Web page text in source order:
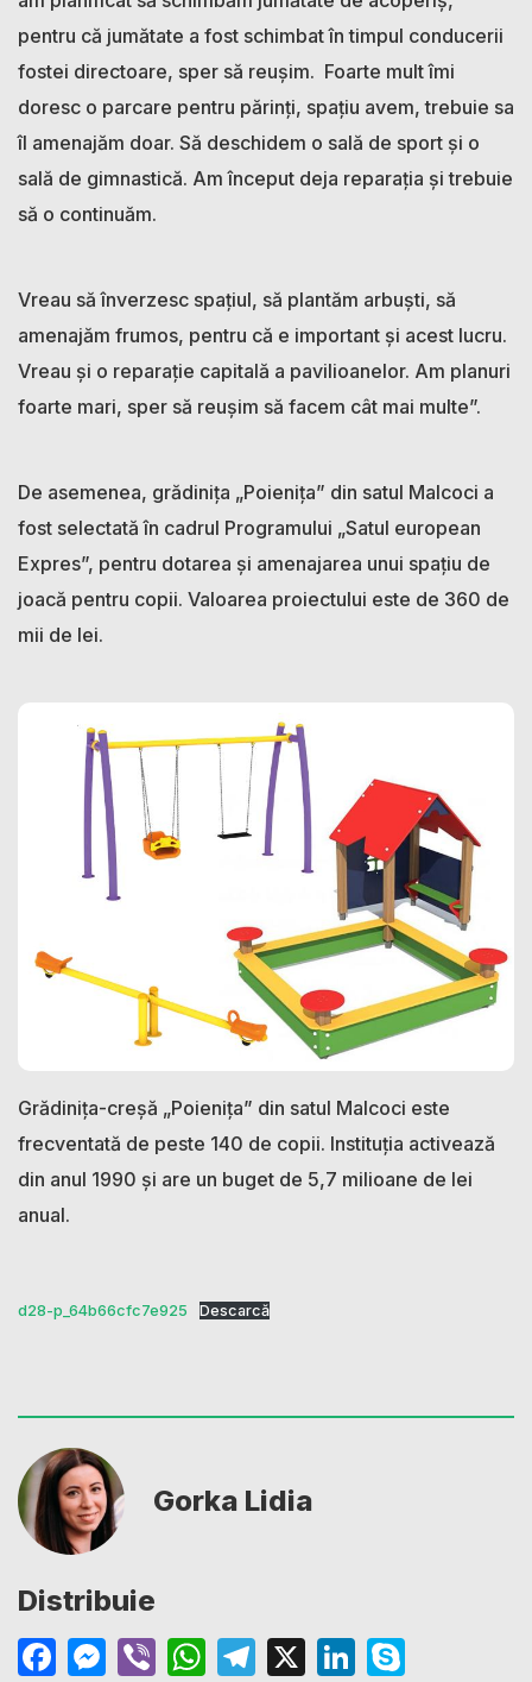
pentru că jumătate a fost schimbat în timpul conducerii
fostei directoare, sper să reușim. Foarte mult îmi
doresc o parcare pentru părinți, spațiu avem, trebuie sa
îl amenajăm doar. Să deschidem o sală de sport și o
sală de gimnastică. Am început deja reparația și trebuie
să o continuăm.
Vreau să înverzesc spațiul, să plantăm arbuști, să
amenajăm frumos, pentru că e important și acest lucru.
Vreau și o reparație capitală a pavilioanelor. Am planuri
foarte mari, sper să reușim să facem cât mai multe”.
De asemenea, grădinița „Poienița” din satul Malcoci a
fost selectată în cadrul Programului „Satul european
Expres”, pentru dotarea și amenajarea unui spațiu de
joacă pentru copii. Valoarea proiectului este de 360 de
mii de lei.
Grădinița-creșă „Poienița” din satul Malcoci este
frecventată de peste 140 de copii. Instituția activează
din anul 1990 și are un buget de 5,7 milioane de lei
anual.
d28-p_64b66cfc7e925 Descarcă
Gorka Lidia
Distribuie
Facebook
Messenger
ViberWhatsApp
Telegram
X LinkedIn